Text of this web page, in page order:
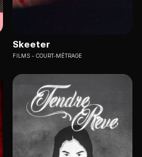
Skeeter
FILMS COURT-MÉTRAGE